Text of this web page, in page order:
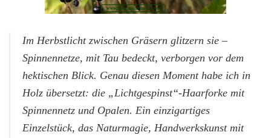
Im Herbstlicht zwischen Gräsern glitzern sie –
Spinnennetze, mit Tau bedeckt, verborgen vor dem
hektischen Blick. Genau diesen Moment habe ich in
Holz übersetzt: die „Lichtgespinst“-Haarforke mit
Spinnennetz und Opalen. Ein einzigartiges
Einzelstück, das Naturmagie, Handwerkskunst mit